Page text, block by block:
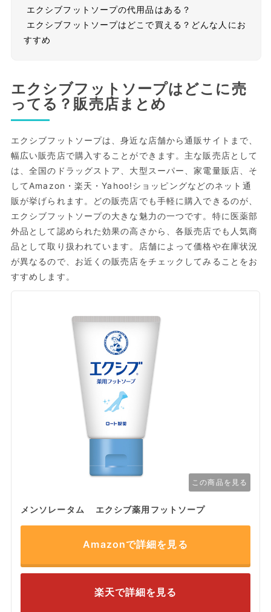
エクシブフットソープの代用品はある？
エクシブフットソープはどこで買える？どんな人にお
すすめ
エクシブフットソープはどこに売
ってる？販売店まとめ
エクシブフットソープは、身近な店舗から通販サイトまで、
幅広い販売店で購入することができます。主な販売店として
は、全国のドラッグストア、大型スーパー、家電量販店、そ
してAmazon・楽天・Yahoo!ショッピングなどのネット通
販が挙げられます。どの販売店でも手軽に購入できるのが、
エクシブフットソープの大きな魅力の一つです。特に医薬部
外品として認められた効果の高さから、各販売店でも人気商
品として取り扱われています。店舗によって価格や在庫状況
が異なるので、お近くの販売店をチェックしてみることをお
すすめします。
この商品を見る
メンソレータム エクシブ薬用フットソープ
Amazonで詳細を見る
楽天で詳細を見る